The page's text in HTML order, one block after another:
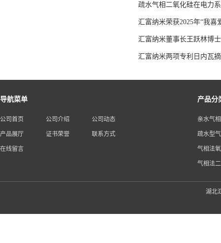
疏水气相二氧化硅在电力
汇富纳米荣获2025年“我喜
汇富纳米董事长王跃林博
汇富纳米两项专利日内瓦
导航菜单
公司首页 公司介绍 公司动态
产品展厅 证书荣誉 联系方式
在线留言
产品分
亲水气
疏水型
气相法
气相法
湖北